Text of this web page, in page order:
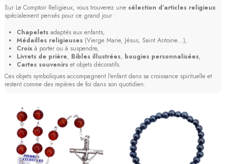
Sur Le Comptoir Religieux, vous trouverez une sélection d’articles religieux
spécialement pensés pour ce grand jour :
Chapelets adaptés aux enfants,
Médailles religieuses (Vierge Marie, Jésus, Saint Antoine…),
Croix à porter ou à suspendre,
Livrets de prière, Bibles illustrées, bougies personnalisées,
Cartes souvenirs et objets décoratifs.
Ces objets symboliques accompagnent l’enfant dans sa croissance spirituelle et
restent comme des repères de foi dans son quotidien.